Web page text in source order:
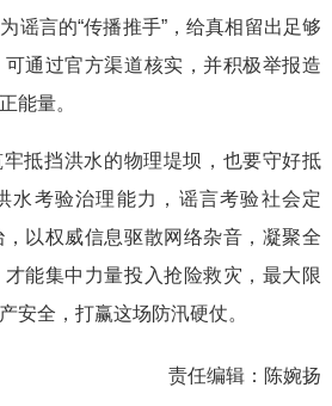
谣言的“传播推手”，给真相留出足够
通过官方渠道核实，并积极举报造
能量。
抵挡洪水的物理堤坝，也要守好抵
水考验治理能力，谣言考验社会定
以权威信息驱散网络杂音，凝聚全
能集中力量投入抢险救灾，最大限
安全，打赢这场防汛硬仗。
责任编辑： 陈婉扬